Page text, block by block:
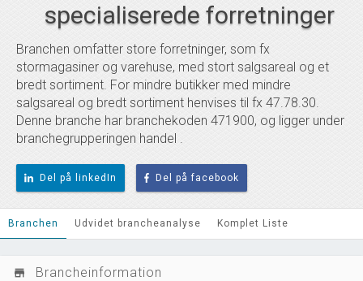
specialiserede forretninger
Branchen omfatter store forretninger, som fx
stormagasiner og varehuse, med stort salgsareal og et
bredt sortiment. For mindre butikker med mindre
salgsareal og bredt sortiment henvises til fx 47.78.30.
Denne branche har branchekoden 471900, og ligger under
branchegrupperingen handel .
Del på linkedIn Del på facebook
Branchen Udvidet brancheanalyse Komplet Liste
store_mall_directory Brancheinformation